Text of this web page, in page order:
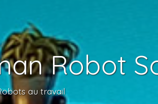
Robot
au travail